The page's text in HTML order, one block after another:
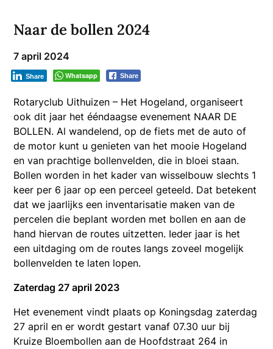
Naar de bollen 2024
7 april 2024
Whatsapp Share
Share
Rotaryclub Uithuizen – Het Hogeland, organiseert
ook dit jaar het ééndaagse evenement NAAR DE
BOLLEN. Al wandelend, op de fiets met de auto of
de motor kunt u genieten van het mooie Hogeland
en van prachtige bollenvelden, die in bloei staan.
Bollen worden in het kader van wisselbouw slechts 1
keer per 6 jaar op een perceel geteeld. Dat betekent
dat we jaarlijks een inventarisatie maken van de
percelen die beplant worden met bollen en aan de
hand hiervan de routes uitzetten. Ieder jaar is het
een uitdaging om de routes langs zoveel mogelijk
bollenvelden te laten lopen.
Zaterdag 27 april 2023
Het evenement vindt plaats op Koningsdag zaterdag
27 april en er wordt gestart vanaf 07.30 uur bij
Kruize Bloembollen aan de Hoofdstraat 264 in